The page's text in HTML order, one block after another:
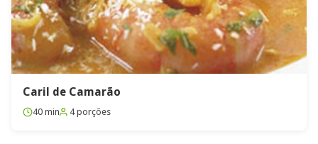
Caril de Camarão
40 min 4 porções